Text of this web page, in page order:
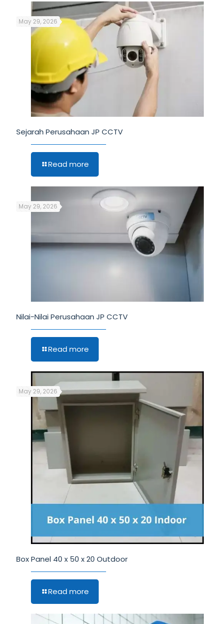
May 29, 2026
Sejarah Perusahaan JP CCTV
Read more
May 29, 2026
Nilai-Nilai Perusahaan JP CCTV
Read more
May 29, 2026
Box Panel 40 x 50 x 20 Outdoor
Read more